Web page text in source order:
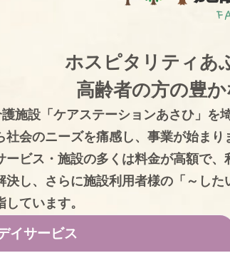
ホスピタリティあ
高齢者の方の豊
施設「ケアステーションあさひ」
会のニーズを痛感し、事業が始まり
ービス・施設の多くは料金が高額で
決し、さらに施設利用者様の「～し
ています。
イサービス